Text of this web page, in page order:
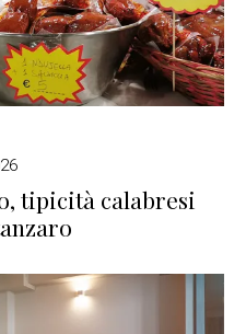
tipicità calabresi